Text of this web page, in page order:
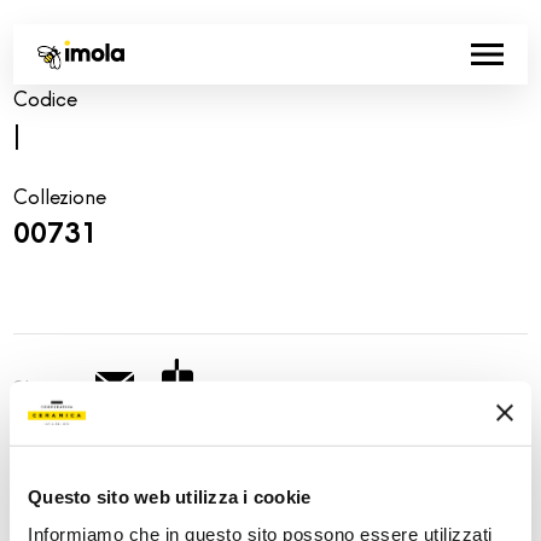
Questo sito web utilizza i cookie
Informiamo che in questo sito possono essere utilizzati
Codice
Collezione
00731
Share: